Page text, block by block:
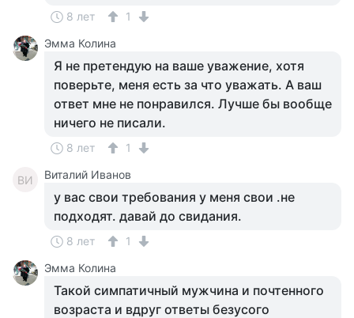
8 лет
1
Эмма Колина
Я не претендую на ваше уважение, хотя
поверьте, меня есть за что уважать. А ваш
ответ мне не понравился. Лучше бы вообще
ничего не писали.
8 лет 1
ВИ Виталий Иванов
у вас свои требования у меня свои .не
подходят. давай до свидания.
8 лет
1
Эмма Колина
Такой симпатичный мужчина и почтенного
возраста и вдруг ответы безусого